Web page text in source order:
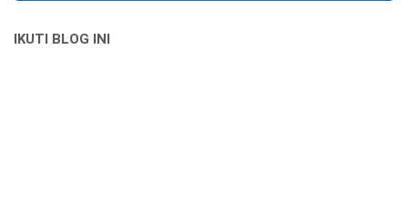
IKUTI BLOG INI